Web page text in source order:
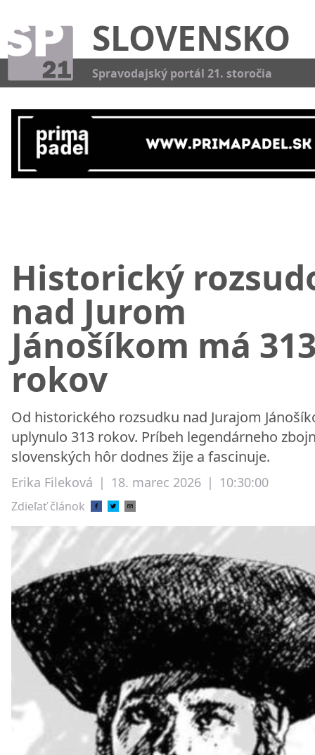
SLOVENSKO
Spravodajský portál 21. storočia
Historický
nad Jurom
Jánošíkom má
rokov
Od historického rozsudku nad Jurajom
uplynulo 313 rokov. Príbeh legendárneho
slovenských hôr dodnes žije a fascinuje.
Erika Fileková | 18. marec 2026 | 10:30:00
Zdieľať článok